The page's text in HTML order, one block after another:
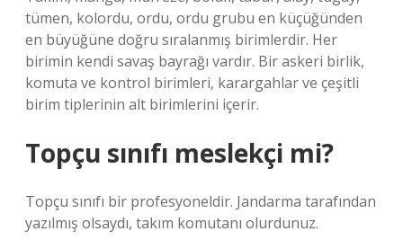
tümen, kolordu, ordu, ordu grubu en küçüğünden
en büyüğüne doğru sıralanmış birimlerdir. Her
birimin kendi savaş bayrağı vardır. Bir askeri birlik,
komuta ve kontrol birimleri, karargahlar ve çeşitli
birim tiplerinin alt birimlerini içerir.
Topçu sınıfı meslekçi mi?
Topçu sınıfı bir profesyoneldir. Jandarma tarafından
yazılmış olsaydı, takım komutanı olurdunuz.